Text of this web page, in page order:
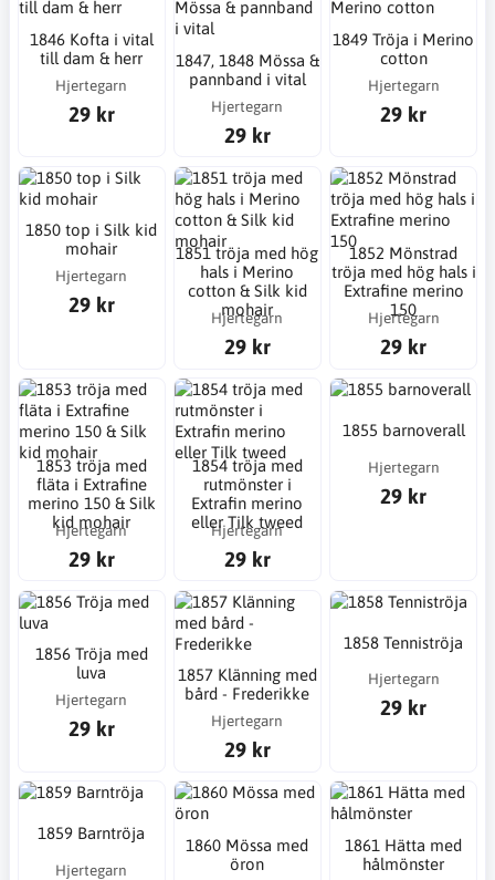
1846 Kofta i vital
till dam & herr
Hjertegarn
29 kr
1847, 1848 Mössa &
pannband i vital
Hjertegarn
29 kr
1849 Tröja i Merino
cotton
Hjertegarn
29 kr
1850 top i Silk kid
mohair
Hjertegarn
29 kr
1851 tröja med hög
hals i Merino
cotton & Silk kid
mohair
Hjertegarn
29 kr
1852 Mönstrad
tröja med hög hals i
Extrafine merino
150
Hjertegarn
29 kr
1853 tröja med
fläta i Extrafine
merino 150 & Silk
kid mohair
Hjertegarn
29 kr
1854 tröja med
rutmönster i
Extrafin merino
eller Tilk tweed
Hjertegarn
29 kr
1855 barnoverall
Hjertegarn
29 kr
1856 Tröja med
luva
Hjertegarn
29 kr
1857 Klänning med
bård - Frederikke
Hjertegarn
29 kr
1858 Tenniströja
Hjertegarn
29 kr
1859 Barntröja
Hjertegarn
1860 Mössa med
öron
1861 Hätta med
hålmönster